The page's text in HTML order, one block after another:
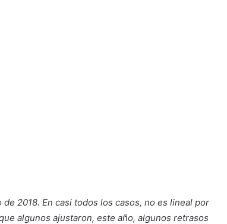
2018. En casi todos los casos, no es lineal por
algunos ajustaron, este año, algunos retrasos